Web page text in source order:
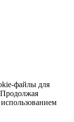
файлы для
использованием